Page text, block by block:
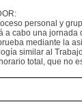
personal y
a cabo una
mediante la
similar al
total, que no